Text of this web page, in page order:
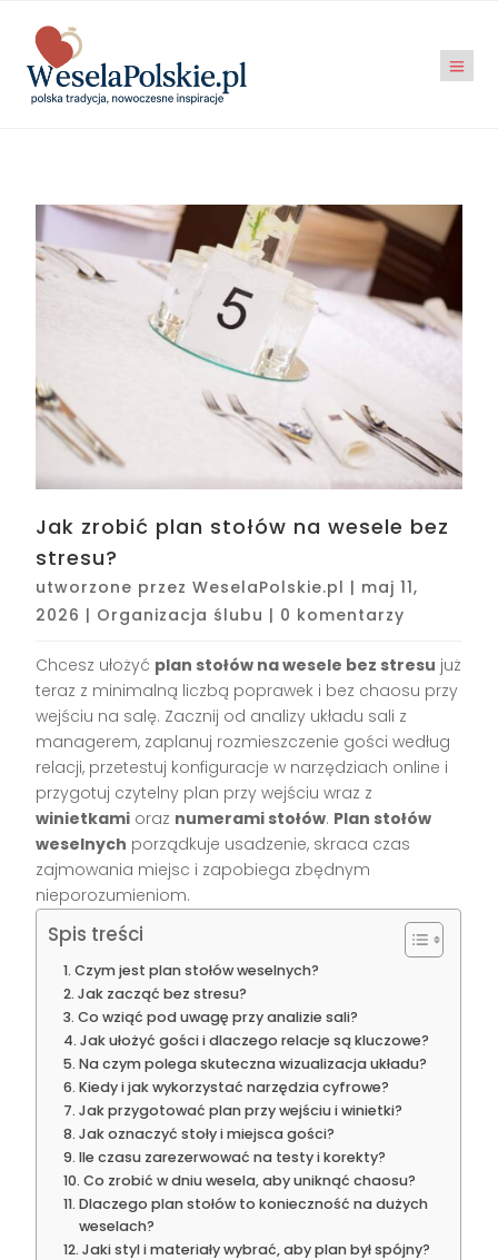
Jak zrobić plan stołów na wesele bez
stresu?
utworzone przezWeselaPolskie.pl | maj 11,
2026 | Organizacja ślubu | 0 komentarzy
Chcesz ułożyć plan stołów na wesele bez stresu już
teraz z minimalną liczbą poprawek i bez chaosu przy
wejściu na salę. Zacznij od analizy układu sali z
managerem, zaplanuj rozmieszczenie gości według
relacji, przetestuj konfiguracje w narzędziach online i
przygotuj czytelny plan przy wejściu wraz z
winietkami oraz numerami stołów. Plan stołów
weselnych porządkuje usadzenie, skraca czas
zajmowania miejsc i zapobiega zbędnym
nieporozumieniom.
Spis treści
Czym jest plan stołów weselnych?
Jak zacząć bez stresu?
Co wziąć pod uwagę przy analizie sali?
Jak ułożyć gości i dlaczego relacje są kluczowe?
Na czym polega skuteczna wizualizacja układu?
Kiedy i jak wykorzystać narzędzia cyfrowe?
Jak przygotować plan przy wejściu i winietki?
Jak oznaczyć stoły i miejsca gości?
Ile czasu zarezerwować na testy i korekty?
Co zrobić w dniu wesela, aby uniknąć chaosu?
Dlaczego plan stołów to konieczność na dużych
weselach?
Jaki styl i materiały wybrać, aby plan był spójny?